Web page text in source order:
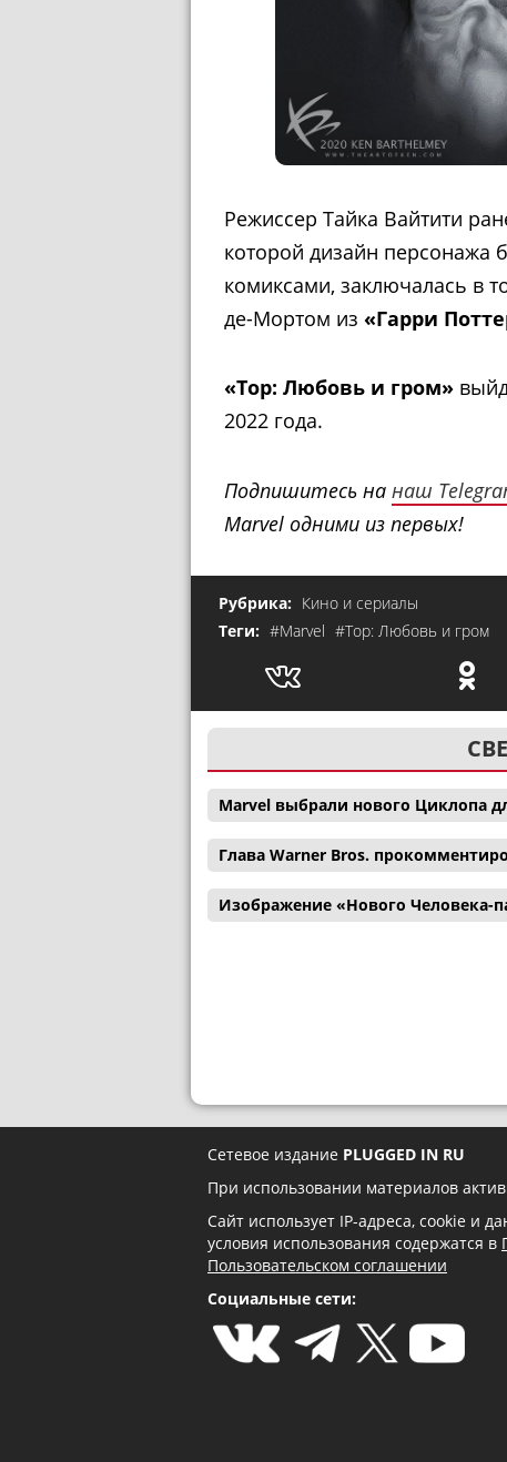
Режиссер Тайка Вайтити
которой дизайн персонажа
комиксами, заключалась в
де-Мортом из «Гарри
«Тор: Любовь и гром»
2022 года.
Подпишитесь на наш
Marvel одними из первых!
Рубрика: Кино и сериалы
Теги: #Marvel #Тор: Любовь и гром
Marvel выбрали нового Циклопа
Глава Warner Bros.
Изображение «Нового Человека-
Сетевое издание PLUGGED IN RU
При использовании материалов
Сайт использует IP-адреса, cookie и
условия использования содержатся в
Пользовательском соглашении
Социальные сети: